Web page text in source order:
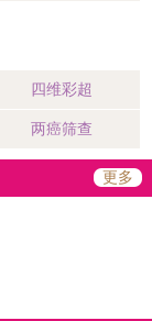
四维彩超
两癌筛查
更多